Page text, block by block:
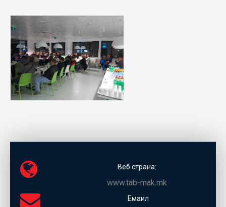
Веб страна:
www.tab-mak.mk
Емаил